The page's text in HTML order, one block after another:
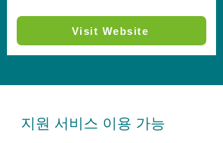
Visit Website
지원 서비스 이용 가능